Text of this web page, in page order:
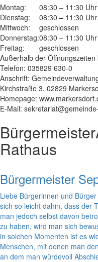
Montag:
08:30 – 11:30 Uhr
Dienstag:
08:30 – 11:30
Mittwoch:
geschlossen
Donnerstag:08:30 – 11:30
Freitag:
geschlossen
Außerhalb der
Telefon: 035829 630-0
Anschrift:
Kirchstraße 3, 02829
Homepage:
E-Mail:
Bürgermeister
Rathaus
Bürgermeister
Liebe Bürgerinnen und
sich so leicht dahin, dass der
man jedoch selbst davon
zu haben, wird man sich
in solchen Momenten ist es
Menschen, mit denen man
an dem man würdevoll